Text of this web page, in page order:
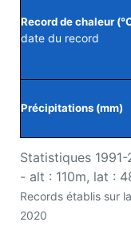
Statistiques
- alt : 110m, lat :
Records établis sur
2020
Record de chaleur
date du record
Précipitations (mm)